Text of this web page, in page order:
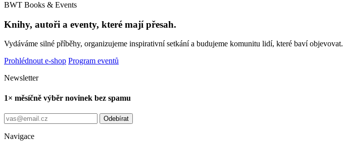
BWT Books & Events
Knihy, autoři a eventy, které mají přesah.
Vydáváme silné příběhy, organizujeme inspirativní setkání a budujeme komunitu lidí, které baví objevovat.
Prohlédnout e-shop Program eventů
Newsletter
1× měsíčně výběr novinek bez spamu
Odebírat
Navigace